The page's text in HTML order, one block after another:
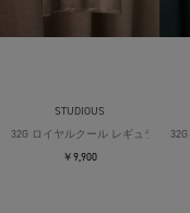
STUDIOUS
32G ロイヤルクール レギュラーTシ
￥9,900